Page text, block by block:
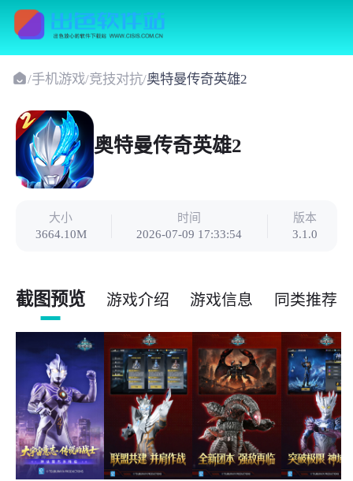
/手机游戏/竞技对抗/奥特曼传奇英雄2
奥特曼传奇英雄2
大小
3664.10M
时间
2026-07-09 17:33:54
版本
3.1.0
截图预览 游戏介绍 游戏信息 同类推荐